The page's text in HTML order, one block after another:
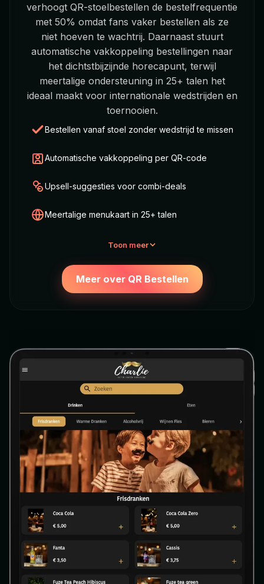
verhoogt QR-stoelbestellen de bestelfrequentie
met 50% omdat fans vaker bestellen als ze
niet hoeven te wachtrij. Daarnaast stuurt
automatische vakkoppeling bestellingen naar
het dichtstbijzijnde horecapunt, terwijl
meertalige ondersteuning in 25+ talen het
ideaal maakt voor internationale wedstrijden en
toernooien.
Bestellen vanaf stoel zonder wedstrijd te missen
Automatische vakkoppeling per QR-code
Upsell-suggesties voor combi-deals
Meertalige menukaart in 25+ talen
Toon meer
Meer over QR Bestellen